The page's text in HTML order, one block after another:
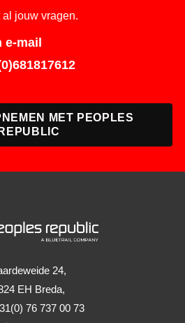
jouw vragen.
e-mail
MET PEOPLES
REPUBLIC
24,
EH Breda,
76 737 00 73